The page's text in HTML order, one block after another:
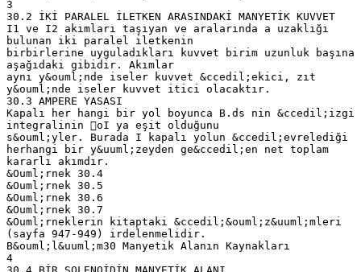
3
30.2 İKİ PARALEL İLETKEN ARASINDAKİ MANYETİK KUVVET
I1 ve I2 akımları taşıyan ve aralarında a uzaklığı
bulunan iki paralel iletkenin
birbirlerine uyguladıkları kuvvet birim uzunluk başına
aşağıdaki gibidir. Akımlar
aynı y&ouml;nde iseler kuvvet &ccedil;ekici, zıt
y&ouml;nde iseler kuvvet itici olacaktır.
30.3 AMPERE YASASI
Kapalı her hangi bir yol boyunca B.ds nin &ccedil;izgi
integralinin oI ya eşit olduğunu
s&ouml;yler. Burada I kapalı yolun &ccedil;evrelediği
herhangi bir y&uuml;zeyden ge&ccedil;en net toplam
kararlı akımdır.
&Ouml;rnek 30.4
&Ouml;rnek 30.5
&Ouml;rnek 30.6
&Ouml;rnek 30.7
&Ouml;rneklerin kitaptaki &ccedil;&ouml;z&uuml;mleri
(sayfa 947-949) irdelenmelidir.
B&ouml;l&uuml;m30 Manyetik Alanın Kaynakları
4